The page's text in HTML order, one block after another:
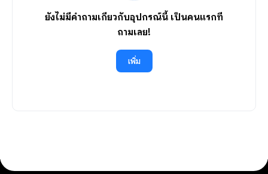
ยังไม่มีคำถามเกี่ยวกับอุปกรณ์นี้ เป็นคนแรกที่
ถามเลย!
เพิ่ม